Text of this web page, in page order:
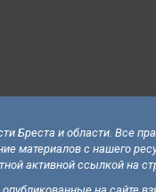
Бреста и области. Все
материалов с нашего
активной ссылкой на